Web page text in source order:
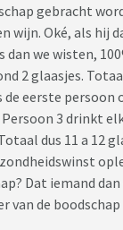
gebracht
wijn. Oké, als hij
we wisten,
2 glaasjes.
de eerste
3 drinkt
dus 11 a 12
Dat iemand
van de